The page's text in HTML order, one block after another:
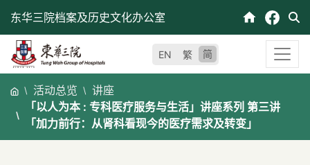
东华三院档案及历史文化办公室
EN 繁 简
活动总览
讲座
「以人为本 : 专科医疗服务与生活」讲座系列 第三讲
「加力前行：从肾科看现今的医疗需求及转变」